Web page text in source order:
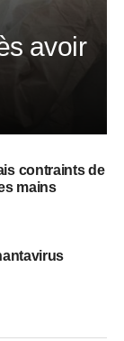
avoir
contraints de
mains